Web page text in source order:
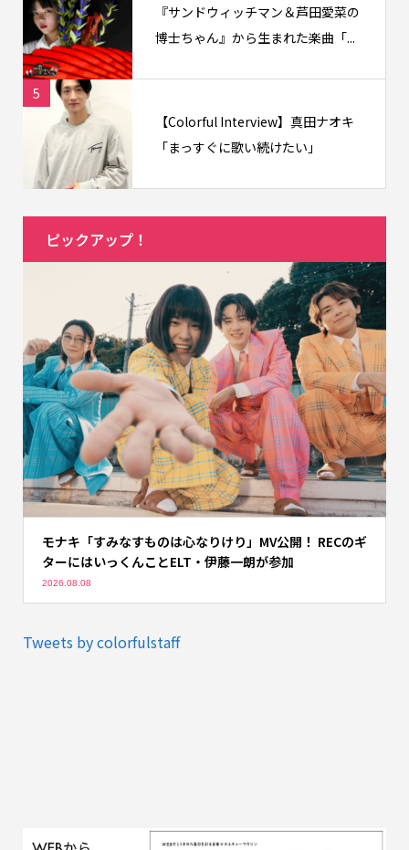
『サンドウィッチマン＆芦田愛菜の
博士ちゃん』から生まれた楽曲「...
5
【Colorful Interview】真田ナオキ
「まっすぐに歌い続けたい」
ピックアップ！
モナキ「すみなすものは心なりけり」MV公開！ RECのギ
ターにはいっくんことELT・伊藤一朗が参加
2026.08.08
Tweets by colorfulstaff